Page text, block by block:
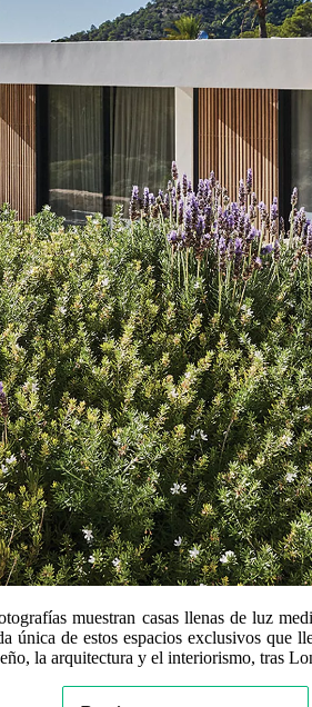
muestran casas llenas de luz
de estos espacios exclusivos que
la arquitectura y el interiorismo, tras